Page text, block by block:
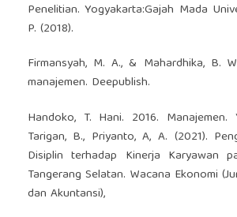
Penelitian. Yogyakarta:Gajah Mada
P. (2018).
Firmansyah, M. A., & Mahardhika, B.
manajemen. Deepublish.
Handoko, T. Hani. 2016.
Tarigan, B., Priyanto, A, A. (2021).
Disiplin terhadap Kinerja Karyawan
Tangerang Selatan. Wacana Ekonomi
dan Akuntansi),